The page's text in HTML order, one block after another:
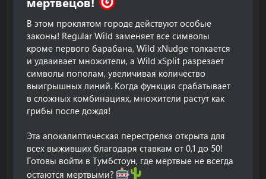
В этом проклятом городе действуют особые
законы! Regular Wild заменяет все символы
кроме первого барабана, Wild xNudge толкается
и удваивает множители, а Wild xSplit разрезает
символы пополам, увеличивая количество
выигрышных линий. Когда функция срабатывает
в сложных комбинациях, множители растут как
грибы после дождя!
Эта апокалиптическая перестрелка открыта для
всех выживших благодаря ставкам от 0,1 до 50!
Готовы войти в Тумбстоун, где мертвые не всегда
остаются мертвыми?